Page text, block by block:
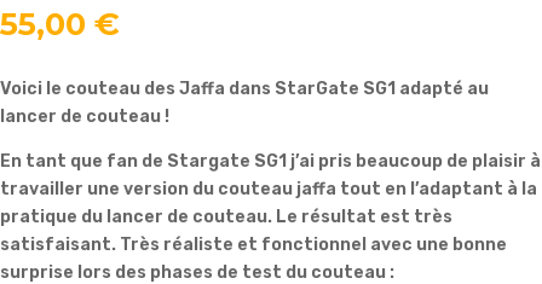
55,00 €
Voici le couteau des Jaffa dans StarGate SG1 adapté au
lancer de couteau !
En tant que fan de Stargate SG1 j’ai pris beaucoup de plaisir à
travailler une version du couteau jaffa tout en l’adaptant à la
pratique du lancer de couteau. Le résultat est très
satisfaisant. Très réaliste et fonctionnel avec une bonne
surprise lors des phases de test du couteau :